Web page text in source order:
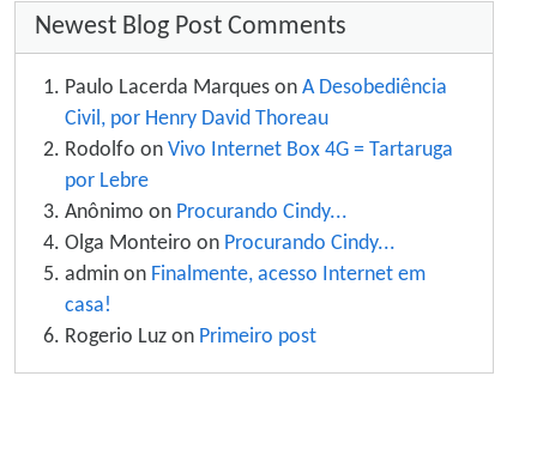
Newest Blog Post Comments
Paulo Lacerda Marques on A Desobediência
Civil, por Henry David Thoreau
Rodolfo on Vivo Internet Box 4G = Tartaruga
por Lebre
Anônimo on Procurando Cindy...
Olga Monteiro on Procurando Cindy...
admin on Finalmente, acesso Internet em
casa!
Rogerio Luz on Primeiro post